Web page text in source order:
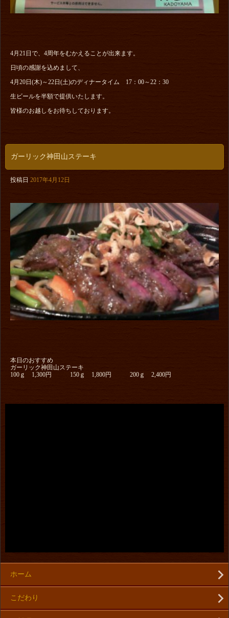
4月21日で、4周年をむかえることが出来ます。
日頃の感謝を込めまして、
4月20日(木)～22日(土)のディナータイム 17：00～22：30
生ビールを半額で提供いたします。
皆様のお越しをお待ちしております。
ガーリック神田山ステーキ
投稿日 2017年4月12日
本日のおすすめ
ガーリック神田山ステーキ
100ｇ 1,300円 150ｇ 1,800円 200ｇ 2,400円
ホーム
こだわり